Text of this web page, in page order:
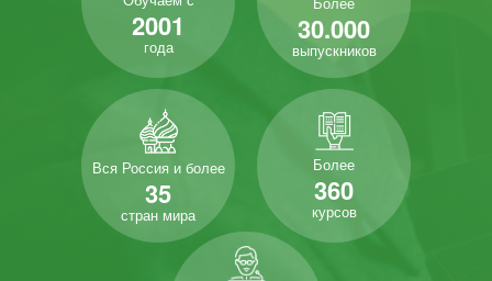
2001
года
30.000
выпускников
Вся Россия и более
35
стран мира
Более
360
курсов